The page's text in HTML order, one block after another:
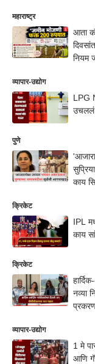
महाराष्ट्र
आता
नियम
व्यापार-उद्योग
LPG
उचललं
पुणे
काय
क्रिकेट
IPL
काय
क्रिकेट
नव्या
व्यापार-उद्योग
1 मे
आणि